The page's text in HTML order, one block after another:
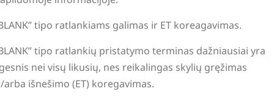
tipo ratlankiams galimas ir ET koreagavimas.
tipo ratlankių pristatymo terminas dažniausiai yra
nei visų likusių, nes reikalingas skylių gręžimas
arba išnešimo (ET) koregavimas.